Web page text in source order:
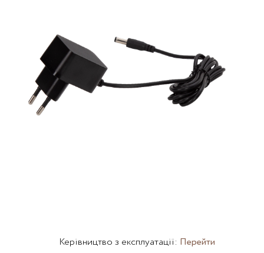
Керівництво з експлуатації: Перейти